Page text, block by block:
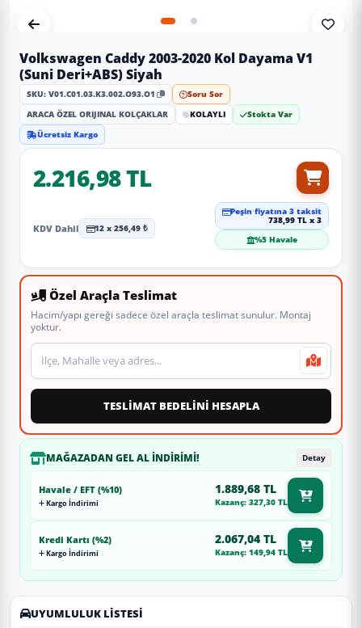
Volkswagen Caddy 2003-2020 Kol Dayama V1
(Suni Deri+ABS) Siyah
SKU: V01.C01.03.K3.002.O93.O1
Soru Sor
ARACA ÖZEL ORIJINAL KOLÇAKLAR
KOLAYLI
Stokta Var
Ücretsiz Kargo
2.216,98 TL
KDV Dahil 12 x 256,49 ₺
Peşin fiyatına 3 taksit
738,99 TL x 3
%5 Havale
Özel Araçla Teslimat
Hacim/yapı gereği sadece özel araçla teslimat sunulur. Montaj
yoktur.
Teslimat veya montaj adresi
TESLİMAT BEDELİNİ HESAPLA
MAĞAZADAN GEL AL İNDIRIMI! Detay
Havale / EFT (%10)
Kargo İndirimi
1.889,68 TL
Kazanç: 327,30 TL
Kredi Kartı (%2)
Kargo İndirimi
2.067,04 TL
Kazanç: 149,94 TL
UYUMLULUK LISTESI